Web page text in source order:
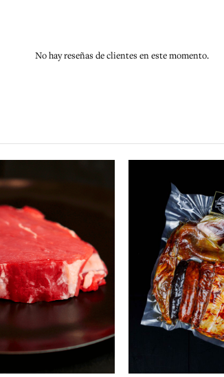
No hay reseñas de clientes en este momento.